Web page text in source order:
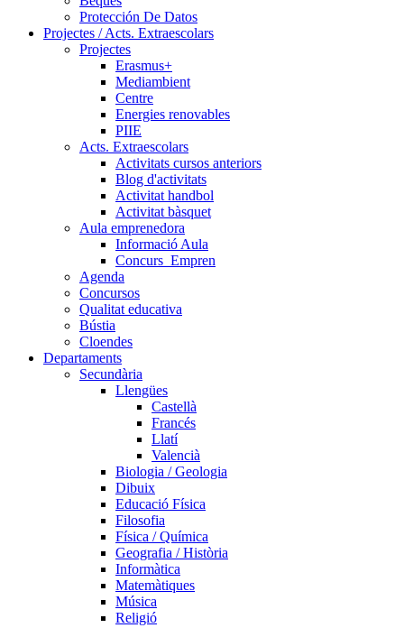
Protección De Datos
Projectes / Acts. Extraescolars
Projectes
Erasmus+
Mediambient
Centre
Energies renovables
PIIE
Acts. Extraescolars
Activitats cursos anteriors
Blog d'activitats
Activitat handbol
Activitat bàsquet
Aula emprenedora
Informació Aula
Concurs_Empren
Agenda
Concursos
Qualitat educativa
Bústia
Cloendes
Departaments
Secundària
Llengües
Castellà
Francés
Llatí
Valencià
Biologia / Geologia
Dibuix
Educació Física
Filosofia
Física / Química
Geografia / Història
Informàtica
Matemàtiques
Música
Religió